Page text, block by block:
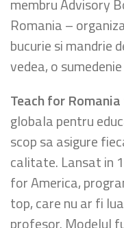
membru Advisory
Romania –
bucurie si mandrie
vedea, o
Teach for Romania
globala pentru
scop sa asigure
calitate. Lansat in
for America,
top, care nu ar fi
profesor. Modelul